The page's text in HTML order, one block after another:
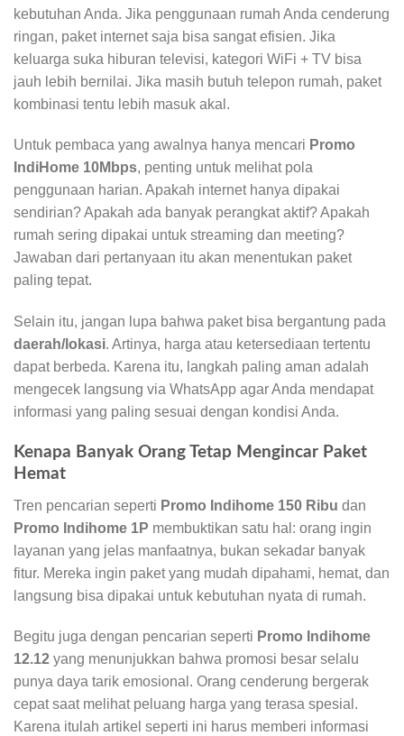
kebutuhan Anda. Jika penggunaan rumah Anda cenderung
ringan, paket internet saja bisa sangat efisien. Jika
keluarga suka hiburan televisi, kategori WiFi + TV bisa
jauh lebih bernilai. Jika masih butuh telepon rumah, paket
kombinasi tentu lebih masuk akal.
Untuk pembaca yang awalnya hanya mencari Promo
IndiHome 10Mbps, penting untuk melihat pola
penggunaan harian. Apakah internet hanya dipakai
sendirian? Apakah ada banyak perangkat aktif? Apakah
rumah sering dipakai untuk streaming dan meeting?
Jawaban dari pertanyaan itu akan menentukan paket
paling tepat.
Selain itu, jangan lupa bahwa paket bisa bergantung pada
daerah/lokasi. Artinya, harga atau ketersediaan tertentu
dapat berbeda. Karena itu, langkah paling aman adalah
mengecek langsung via WhatsApp agar Anda mendapat
informasi yang paling sesuai dengan kondisi Anda.
Kenapa Banyak Orang Tetap Mengincar Paket
Hemat
Tren pencarian seperti Promo Indihome 150 Ribu dan
Promo Indihome 1P membuktikan satu hal: orang ingin
layanan yang jelas manfaatnya, bukan sekadar banyak
fitur. Mereka ingin paket yang mudah dipahami, hemat, dan
langsung bisa dipakai untuk kebutuhan nyata di rumah.
Begitu juga dengan pencarian seperti Promo Indihome
12.12 yang menunjukkan bahwa promosi besar selalu
punya daya tarik emosional. Orang cenderung bergerak
cepat saat melihat peluang harga yang terasa spesial.
Karena itulah artikel seperti ini harus memberi informasi